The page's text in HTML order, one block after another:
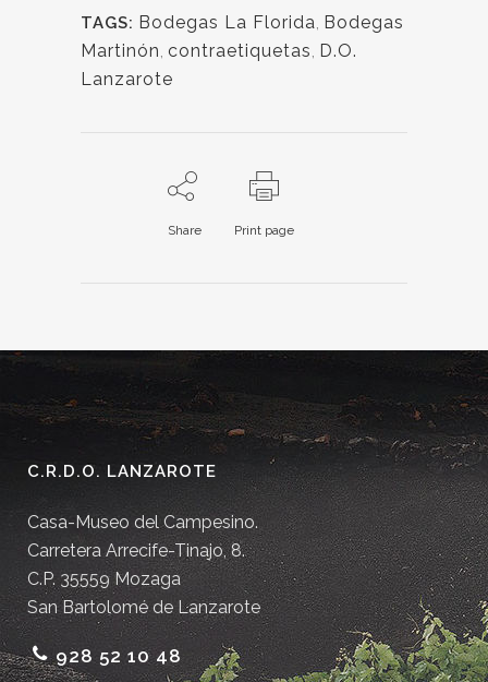
TAGS: Bodegas La Florida, Bodegas
Martinón, contraetiquetas, D.O.
Lanzarote
Share Print page
C.R.D.O. LANZAROTE
Casa-Museo del Campesino.
Carretera Arrecife-Tinajo, 8.
C.P. 35559 Mozaga
San Bartolomé de Lanzarote
928 52 10 48